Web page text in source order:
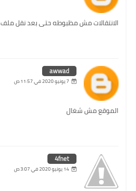
الانتقالات مش مظبوطه حتى بعد نقل ملف KONAMI
awwad
7 يونيو 2020 في 11:57 ص
الموقع مش شغال
4fnet
14 يونيو 2020 في 3:07 ص